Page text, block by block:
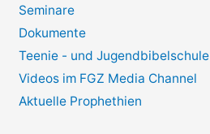
Seminare
Dokumente
Teenie - und Jugendbibelschule
Videos im FGZ Media Channel
Aktuelle Prophethien